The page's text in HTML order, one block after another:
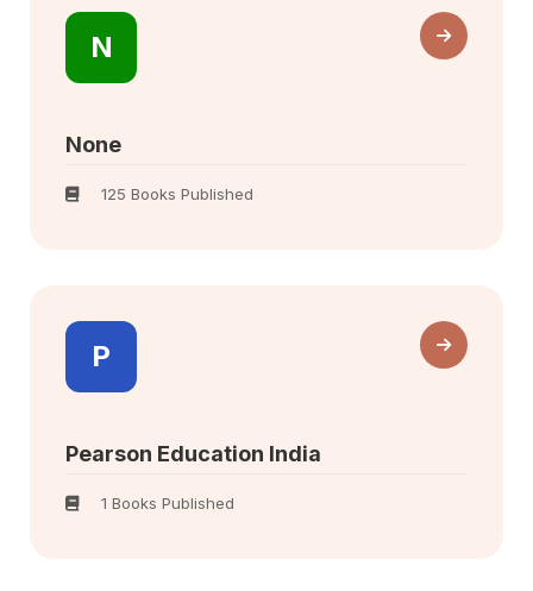
N
None
125 Books Published
P
Pearson Education India
1 Books Published